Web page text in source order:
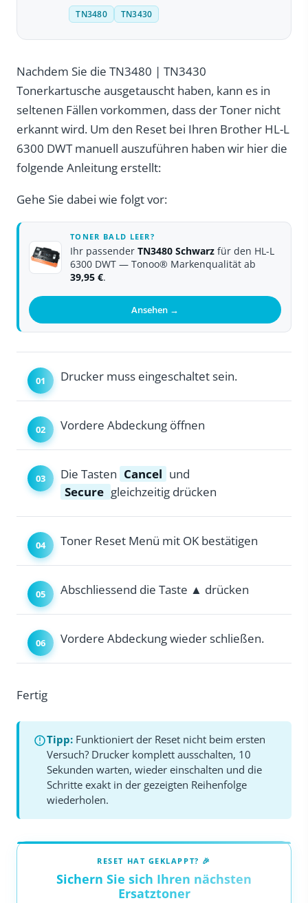
TN3480 TN3430
Nachdem Sie die TN3480 | TN3430
Tonerkartusche ausgetauscht haben, kann es in
seltenen Fällen vorkommen, dass der Toner nicht
erkannt wird. Um den Reset bei Ihren Brother HL-L
6300 DWT manuell auszuführen haben wir hier die
folgende Anleitung erstellt:
Gehe Sie dabei wie folgt vor:
TONER BALD LEER?
Ihr passender TN3480 Schwarz für den HL-L
6300 DWT — Tonoo® Markenqualität ab
39,95 €.
Ansehen →
Drucker muss eingeschaltet sein.
Vordere Abdeckung öffnen
Die Tasten Cancel und
Secure gleichzeitig drücken
Toner Reset Menü mit OK bestätigen
Abschliessend die Taste ▲ drücken
Vordere Abdeckung wieder schließen.
Fertig
Tipp: Funktioniert der Reset nicht beim ersten
Versuch? Drucker komplett ausschalten, 10
Sekunden warten, wieder einschalten und die
Schritte exakt in der gezeigten Reihenfolge
wiederholen.
RESET HAT GEKLAPPT? 🎉
Sichern Sie sich Ihren nächsten
Ersatztoner